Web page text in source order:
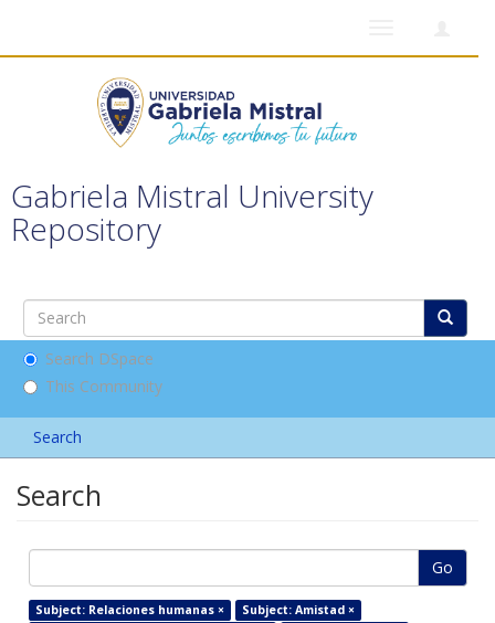
Gabriela Mistral University
Repository
Search DSpace
This Community
Search
Search
Go
Subject: Relaciones humanas ×
Subject: Amistad ×